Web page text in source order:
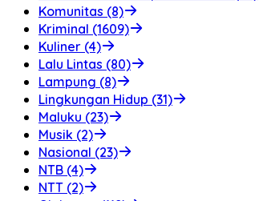
Komunitas (8)
Kriminal (1609)
Kuliner (4)
Lalu Lintas (80)
Lampung (8)
Lingkungan Hidup (31)
Maluku (23)
Musik (2)
Nasional (23)
NTB (4)
NTT (2)